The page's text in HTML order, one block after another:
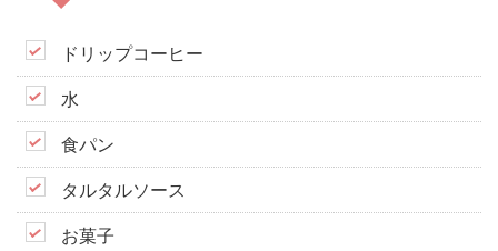
ドリップコーヒー
水
食パン
タルタルソース
お菓子